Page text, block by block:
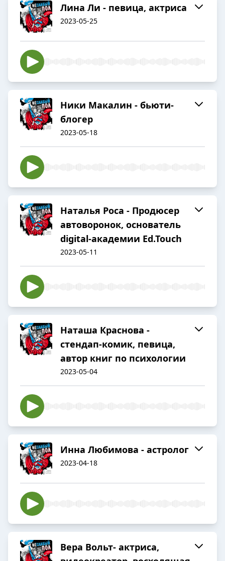
Лина Ли - певица, актриса
2023-05-25
Ники Макалин - бьюти-
блогер
2023-05-18
Наталья Роса - Продюсер
автоворонок, основатель
digital-академии Ed.Touch
2023-05-11
Наташа Краснова -
стендап-комик, певица,
автор книг по психологии
2023-05-04
Инна Любимова - астролог
2023-04-18
Вера Вольт- актриса,